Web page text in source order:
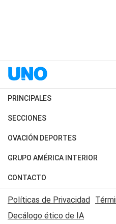
PRINCIPALES
Últimas Noticias
Política
Judiciales
Economia
SECCIONES
Horóscopo
Motores
Trucos caseros
Series y Películas
Edictos y Solicitadas
OVACIÓN DEPORTES
Fútbol
Mundial
Automovilismo
Rugby
GRUPO AMÉRICA INTERIOR
Canal 7 en Vivo
CONTACTO
Acerca de Nosotros
Contactanos
Políticas de Privacidad
Decálogo ético de IA